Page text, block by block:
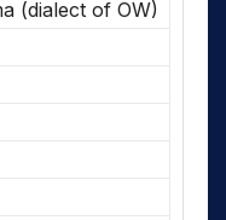
(dialect of OW)